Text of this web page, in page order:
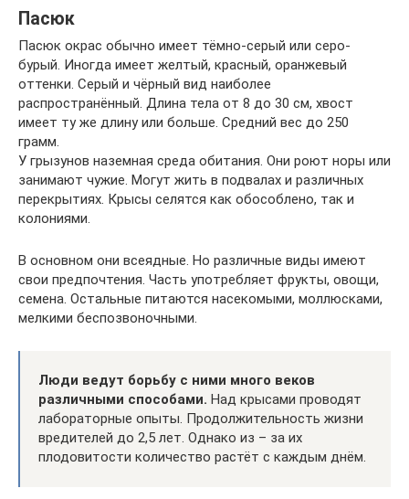
Пасюк
Пасюк окрас обычно имеет тёмно-серый или серо-
бурый. Иногда имеет желтый, красный, оранжевый
оттенки. Серый и чёрный вид наиболее
распространённый. Длина тела от 8 до 30 см, хвост
имеет ту же длину или больше. Средний вес до 250
грамм.
У грызунов наземная среда обитания. Они роют норы или
занимают чужие. Могут жить в подвалах и различных
перекрытиях. Крысы селятся как обособлено, так и
колониями.
В основном они всеядные. Но различные виды имеют
свои предпочтения. Часть употребляет фрукты, овощи,
семена. Остальные питаются насекомыми, моллюсками,
мелкими беспозвоночными.
Люди ведут борьбу с ними много веков
различными способами. Над крысами проводят
лабораторные опыты. Продолжительность жизни
вредителей до 2,5 лет. Однако из – за их
плодовитости количество растёт с каждым днём.